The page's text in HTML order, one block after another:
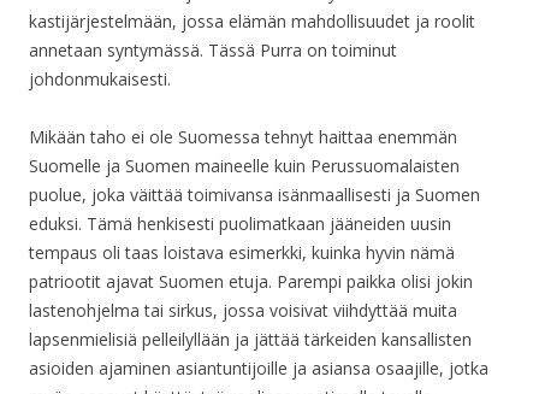
kastijärjestelmään, jossa elämän mahdollisuudet ja roolit
annetaan syntymässä. Tässä Purra on toiminut
johdonmukaisesti.
Mikään taho ei ole Suomessa tehnyt haittaa enemmän
Suomelle ja Suomen maineelle kuin Perussuomalaisten
puolue, joka väittää toimivansa isänmaallisesti ja Suomen
eduksi. Tämä henkisesti puolimatkaan jääneiden uusin
tempaus oli taas loistava esimerkki, kuinka hyvin nämä
patriootit ajavat Suomen etuja. Parempi paikka olisi jokin
lastenohjelma tai sirkus, jossa voisivat viihdyttää muita
lapsenmielisiä pelleilyllään ja jättää tärkeiden kansallisten
asioiden ajaminen asiantuntijoille ja asiansa osaajille, jotka